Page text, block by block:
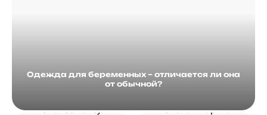
Одежда для беременных – отличается ли она
от обычной?